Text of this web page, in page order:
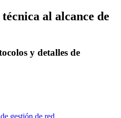
al alcance de
y detalles de
gestión de red